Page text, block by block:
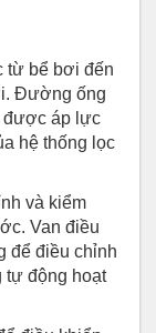
từ bể bơi đến
Đường ống
được áp lực
hệ thống lọc
và kiểm
Van điều
để điều chỉnh
tự động hoạt